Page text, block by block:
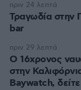
Τραγωδία στην
bar
πριν 24 λεπτά
Ο 16χρονος
στην
Baywatch,
πριν 29 λεπτά